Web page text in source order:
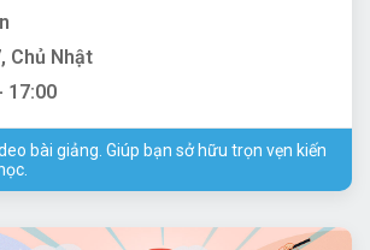
Chủ Nhật
17:00
bài giảng. Giúp bạn sở hữu trọn vẹn kiến